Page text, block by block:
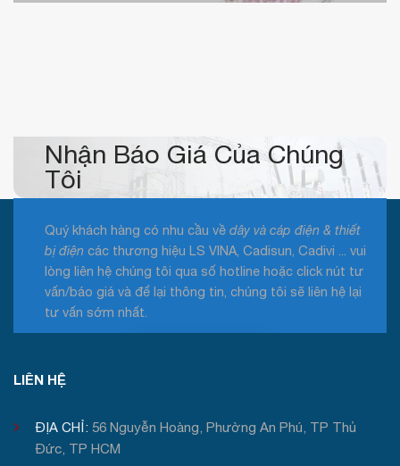
Nhận Báo Giá Của Chúng
Tôi
Quý khách hàng có nhu cầu về dây và cáp điện & thiết
bị điện các thương hiệu LS VINA, Cadisun, Cadivi ... vui
lòng liên hệ chúng tôi qua số hotline hoặc click nút tư
vấn/báo giá và để lại thông tin, chúng tôi sẽ liên hệ lại
tư vấn sớm nhất.
LIÊN HỆ
ĐỊA CHỈ: 56 Nguyễn Hoàng, Phường An Phú, TP Thủ
Đức, TP HCM